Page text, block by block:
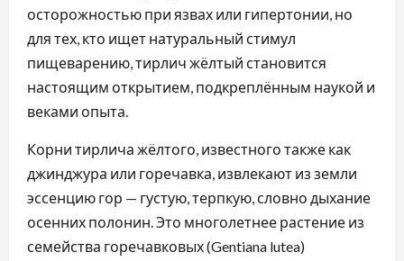
осторожностью при язвах или гипертонии, но
для тех, кто ищет натуральный стимул
пищеварению, тирлич жёлтый становится
настоящим открытием, подкреплённым наукой и
веками опыта.
Корни тирлича жёлтого, известного также как
джинджура или горечавка, извлекают из земли
эссенцию гор — густую, терпкую, словно дыхание
осенних полонин. Это многолетнее растение из
семейства горечавковых (Gentiana lutea)